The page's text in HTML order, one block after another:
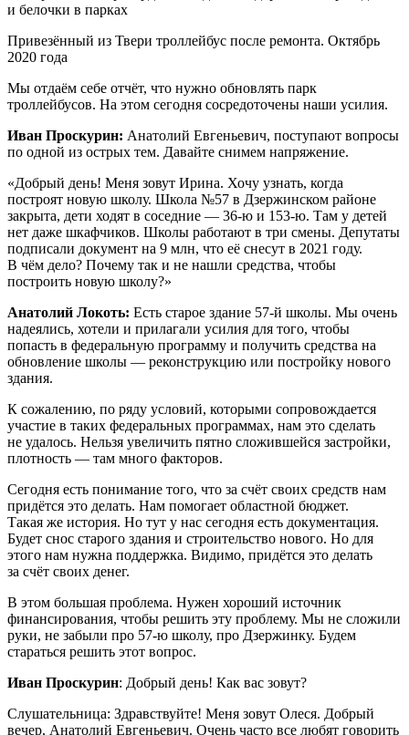
Привезённый из Твери троллейбус после ремонта. Октябрь
2020 года
Мы отдаём себе отчёт, что нужно обновлять парк
троллейбусов. На этом сегодня сосредоточены наши усилия.
Иван Проскурин: Анатолий Евгеньевич, поступают вопросы
по одной из острых тем. Давайте снимем напряжение.
«Добрый день! Меня зовут Ирина. Хочу узнать, когда
построят новую школу. Школа №57 в Дзержинском районе
закрыта, дети ходят в соседние — 36-ю и 153-ю. Там у детей
нет даже шкафчиков. Школы работают в три смены. Депутаты
подписали документ на 9 млн, что её снесут в 2021 году.
В чём дело? Почему так и не нашли средства, чтобы
построить новую школу?»
Анатолий Локоть: Есть старое здание 57-й школы. Мы очень
надеялись, хотели и прилагали усилия для того, чтобы
попасть в федеральную программу и получить средства на
обновление школы — реконструкцию или постройку нового
здания.
К сожалению, по ряду условий, которыми сопровождается
участие в таких федеральных программах, нам это сделать
не удалось. Нельзя увеличить пятно сложившейся застройки,
плотность — там много факторов.
Сегодня есть понимание того, что за счёт своих средств нам
придётся это делать. Нам помогает областной бюджет.
Такая же история. Но тут у нас сегодня есть документация.
Будет снос старого здания и строительство нового. Но для
этого нам нужна поддержка. Видимо, придётся это делать
за счёт своих денег.
В этом большая проблема. Нужен хороший источник
финансирования, чтобы решить эту проблему. Мы не сложили
руки, не забыли про 57-ю школу, про Дзержинку. Будем
стараться решить этот вопрос.
Иван Проскурин: Добрый день! Как вас зовут?
Слушательница: Здравствуйте! Меня зовут Олеся. Добрый
вечер, Анатолий Евгеньевич. Очень часто все любят говорить